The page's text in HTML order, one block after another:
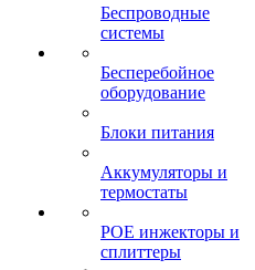
Беспроводные
системы
Бесперебойное
оборудование
Блоки питания
Аккумуляторы и
термостаты
POE инжекторы и
сплиттеры